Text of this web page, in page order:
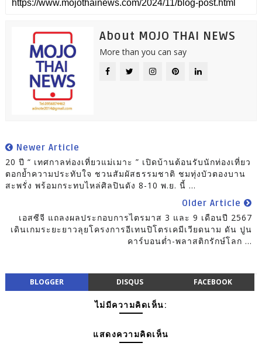
About MOJO THAI NEWS
More than you can say
Newer Article
20 ปี “ เทศกาลท่องเที่ยวแม่เมาะ ” เปิดบ้านต้อนรับนักท่องเที่ยว
ตอกย้ำความประทับใจ ชวนสัมผัสธรรมชาติ ชมทุ่งบัวตองบาน
สะพรั่ง พร้อมกระทบไหล่ศิลปินดัง 8-10 พ.ย. นี้ ...
Older Article
เอสซีจี แถลงผลประกอบการไตรมาส 3 และ 9 เดือนปี 2567
เดินเกมระยะยาวลุยโครงการอีเทนปิโตรเคมีเวียดนาม ดัน ปูน
คาร์บอนต่ำ-พลาสติกรักษ์โลก ...
BLOGGER DISQUS FACEBOOK
ไม่มีความคิดเห็น:
แสดงความคิดเห็น